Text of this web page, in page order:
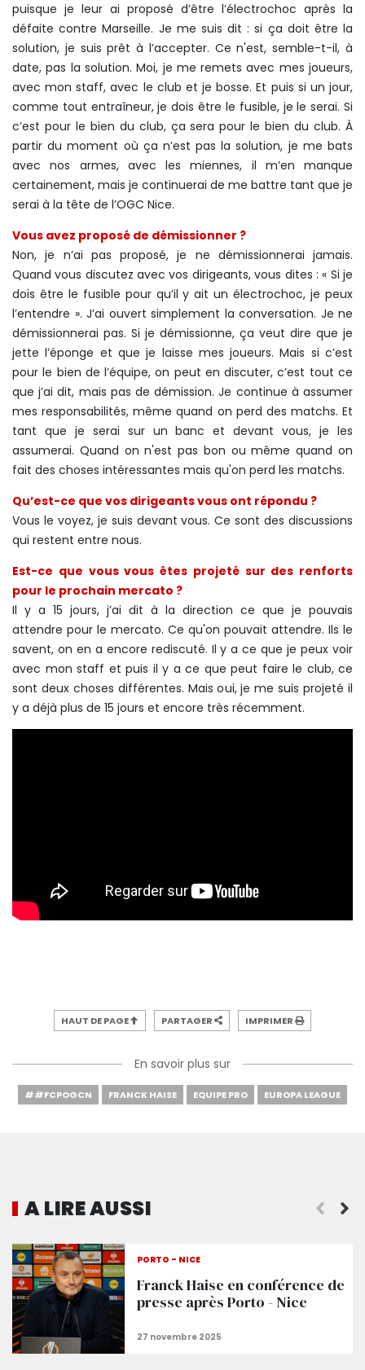
puisque je leur ai proposé d’être l’électrochoc après la
défaite contre Marseille. Je me suis dit : si ça doit être la
solution, je suis prêt à l’accepter. Ce n'est, semble-t-il, à
date, pas la solution. Moi, je me remets avec mes joueurs,
avec mon staff, avec le club et je bosse. Et puis si un jour,
comme tout entraîneur, je dois être le fusible, je le serai. Si
c’est pour le bien du club, ça sera pour le bien du club. À
partir du moment où ça n’est pas la solution, je me bats
avec nos armes, avec les miennes, il m’en manque
certainement, mais je continuerai de me battre tant que je
serai à la tête de l’OGC Nice.
Vous avez proposé de démissionner ?
Non, je n’ai pas proposé, je ne démissionnerai jamais.
Quand vous discutez avec vos dirigeants, vous dites : « Si je
dois être le fusible pour qu’il y ait un électrochoc, je peux
l’entendre ». J’ai ouvert simplement la conversation. Je ne
démissionnerai pas. Si je démissionne, ça veut dire que je
jette l’éponge et que je laisse mes joueurs. Mais si c’est
pour le bien de l’équipe, on peut en discuter, c’est tout ce
que j’ai dit, mais pas de démission. Je continue à assumer
mes responsabilités, même quand on perd des matchs. Et
tant que je serai sur un banc et devant vous, je les
assumerai. Quand on n'est pas bon ou même quand on
fait des choses intéressantes mais qu'on perd les matchs.
Qu’est-ce que vos dirigeants vous ont répondu ?
Vous le voyez, je suis devant vous. Ce sont des discussions
qui restent entre nous.
Est-ce que vous vous êtes projeté sur des renforts
pour le prochain mercato ?
Il y a 15 jours, j’ai dit à la direction ce que je pouvais
attendre pour le mercato. Ce qu'on pouvait attendre. Ils le
savent, on en a encore rediscuté. Il y a ce que je peux voir
avec mon staff et puis il y a ce que peut faire le club, ce
sont deux choses différentes. Mais oui, je me suis projeté il
y a déjà plus de 15 jours et encore très récemment.
HAUT DE PAGE PARTAGER IMPRIMER
En savoir plus sur
##FCPOGCN FRANCK HAISE EQUIPE PRO EUROPA LEAGUE
A LIRE AUSSI
PORTO - NICE
Franck Haise en conférence de
presse après Porto - Nice
Farioli : « Ça va être un match ouvert »